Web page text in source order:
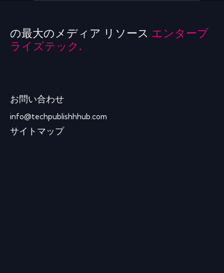
の最大のメディア リソース エンタープ
ライズテック.
お問い合わせ
info@techpublishhhub.com
サイトマップ